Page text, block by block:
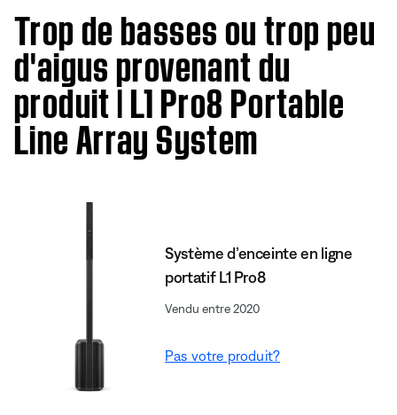
Trop de basses ou trop peu
d'aigus provenant du
produit | L1 Pro8 Portable
Line Array System
Système d’enceinte en ligne
portatif L1 Pro8
Vendu entre 2020
Pas votre produit?